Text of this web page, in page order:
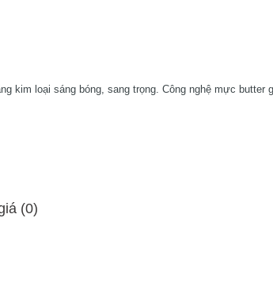
kim loại sáng bóng, sang trọng. Công nghệ mực
(0)